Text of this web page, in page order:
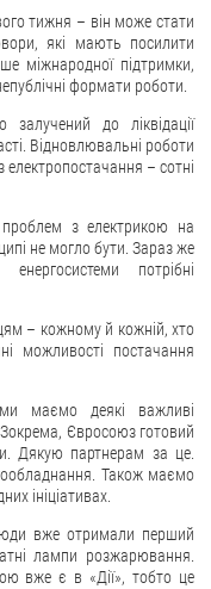
тижня – він може стати
які мають посилити
міжнародної підтримки,
формати роботи.
до ліквідації
Відновлювальні роботи
– сотні
проблем з електрикою на
не могло бути. Зараз же
потрібні
– кожному й кожній, хто
можливості постачання
маємо деякі важливі
Євросоюз готовий
Дякую партнерам за це.
Також маємо
ініціативах.
вже отримали перший
лампи розжарювання.
вже є в «Дії», тобто це